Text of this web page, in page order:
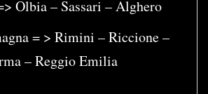
Olbia – Sassari – Alghero
= > Rimini – Riccione –
– Reggio Emilia